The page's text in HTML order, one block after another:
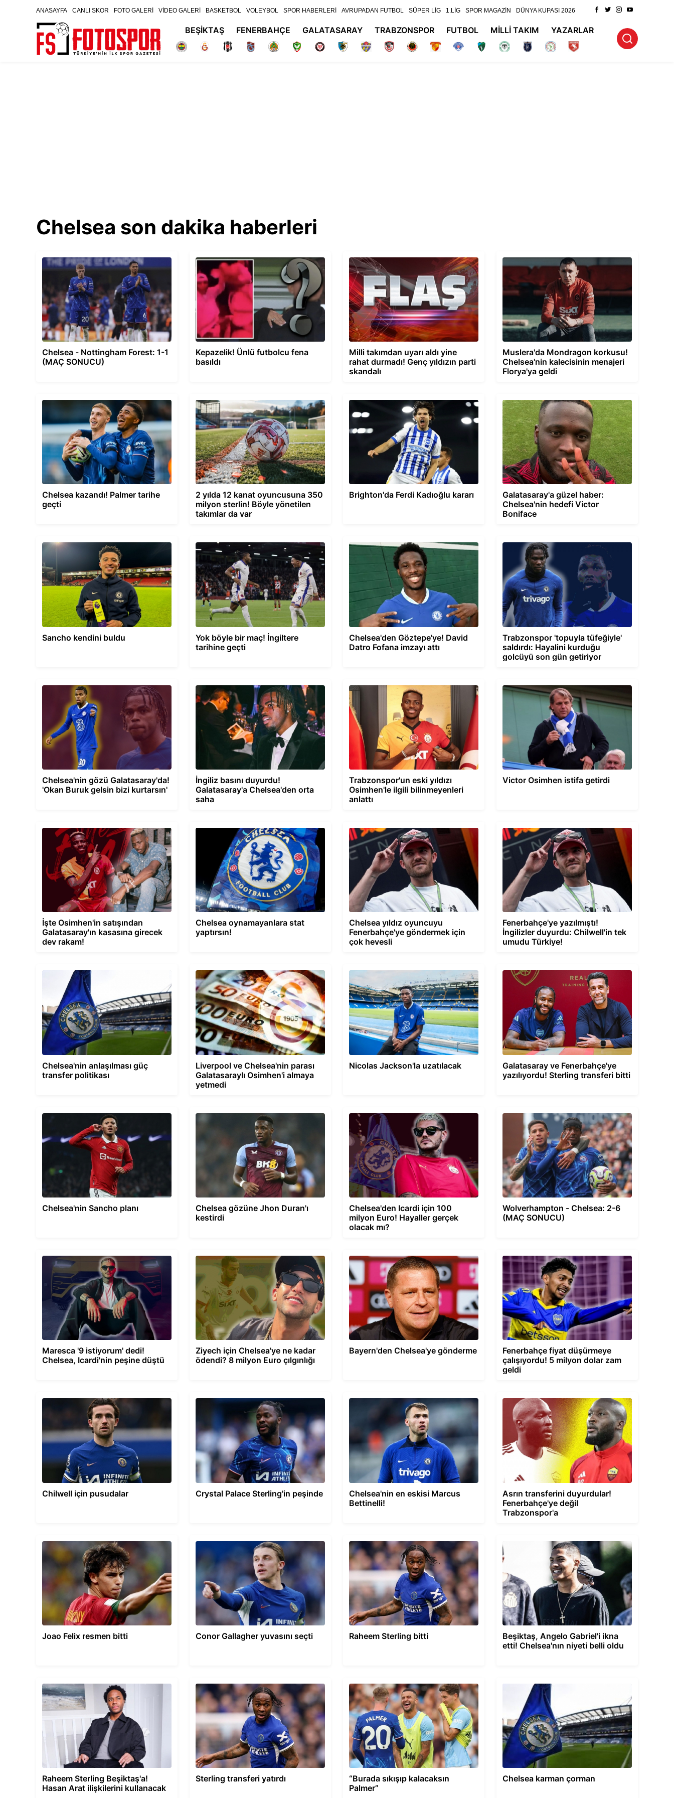
ANASAYFA CANLI SKOR FOTO GALERİ VİDEO GALERİ BASKETBOL VOLEYBOL SPOR HABERLERİ AVRUPADAN FUTBOL SÜPER LİG 1.LİG SPOR MAGAZİN DÜNYA KUPASI 2026
BEŞİKTAŞ FENERBAHÇE GALATASARAY TRABZONSPOR FUTBOL MİLLİ TAKIM YAZARLAR
Chelsea son dakika haberleri
Chelsea - Nottingham Forest: 1-1
(MAÇ SONUCU)
Kepazelik! Ünlü futbolcu fena
basıldı
Milli takımdan uyarı aldı yine
rahat durmadı! Genç yıldızın parti
skandalı
Muslera'da Mondragon korkusu!
Chelsea'nin kalecisinin menajeri
Florya'ya geldi
Chelsea kazandı! Palmer tarihe
geçti
2 yılda 12 kanat oyuncusuna 350
milyon sterlin! Böyle yönetilen
takımlar da var
Brighton'da Ferdi Kadıoğlu kararı
Galatasaray'a güzel haber:
Chelsea'nin hedefi Victor
Boniface
Sancho kendini buldu
Yok böyle bir maç! İngiltere
tarihine geçti
Chelsea'den Göztepe'ye! David
Datro Fofana imzayı attı
Trabzonspor 'topuyla tüfeğiyle'
saldırdı: Hayalini kurduğu
golcüyü son gün getiriyor
Chelsea'nin gözü Galatasaray'da!
'Okan Buruk gelsin bizi kurtarsın'
İngiliz basını duyurdu!
Galatasaray'a Chelsea'den orta
saha
Trabzonspor'un eski yıldızı
Osimhen'le ilgili bilinmeyenleri
anlattı
Victor Osimhen istifa getirdi
İşte Osimhen'in satışından
Galatasaray'ın kasasına girecek
dev rakam!
Chelsea oynamayanlara stat
yaptırsın!
Chelsea yıldız oyuncuyu
Fenerbahçe'ye göndermek için
çok hevesli
Fenerbahçe'ye yazılmıştı!
İngilizler duyurdu: Chilwell'in tek
umudu Türkiye!
Chelsea'nin anlaşılması güç
transfer politikası
Liverpool ve Chelsea'nin parası
Galatasaraylı Osimhen'i almaya
yetmedi
Nicolas Jackson'la uzatılacak
Galatasaray ve Fenerbahçe'ye
yazılıyordu! Sterling transferi bitti
Chelsea'nin Sancho planı
Chelsea gözüne Jhon Duran'ı
kestirdi
Chelsea'den Icardi için 100
milyon Euro! Hayaller gerçek
olacak mı?
Wolverhampton - Chelsea: 2-6
(MAÇ SONUCU)
Maresca '9 istiyorum' dedi!
Chelsea, Icardi'nin peşine düştü
Ziyech için Chelsea'ye ne kadar
ödendi? 8 milyon Euro çılgınlığı
Bayern'den Chelsea'ye gönderme
Fenerbahçe fiyat düşürmeye
çalışıyordu! 5 milyon dolar zam
geldi
Chilwell için pusudalar Crystal Palace Sterling'in peşinde
Chelsea'nin en eskisi Marcus
Bettinelli!
Asrın transferini duyurdular!
Fenerbahçe'ye değil
Trabzonspor'a
Joao Felix resmen bitti Conor Gallagher yuvasını seçti Raheem Sterling bitti
Beşiktaş, Angelo Gabriel'i ikna
etti! Chelsea'nın niyeti belli oldu
Raheem Sterling Beşiktaş'a!
Hasan Arat ilişkilerini kullanacak
Sterling transferi yatırdı
“Burada sıkışıp kalacaksın
Palmer”
Chelsea karman çorman